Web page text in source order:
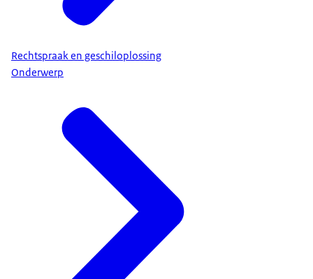
Rechtspraak en geschiloplossing
Onderwerp